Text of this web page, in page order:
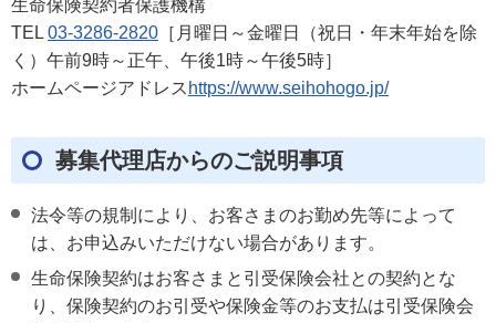
生命保険契約者保護機構
TEL 03-3286-2820 ［月曜日～金曜日（祝日・年末年始を除
く）午前9時～正午、午後1時～午後5時］
ホームページアドレス https://www.seihohogo.jp/
募集代理店からのご説明事項
法令等の規制により、お客さまのお勤め先等によって
は、お申込みいただけない場合があります。
生命保険契約はお客さまと引受保険会社との契約とな
り、保険契約のお引受や保険金等のお支払は引受保険会